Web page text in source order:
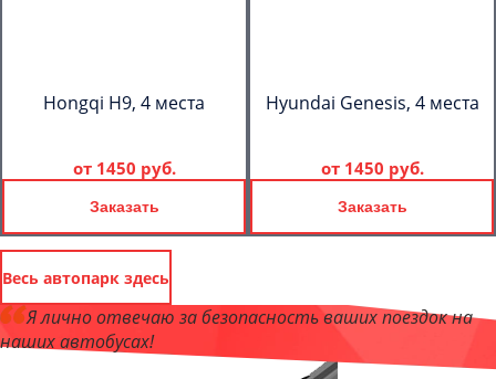
Hongqi H9, 4 места
от 1450 руб.
Заказать
Hyundai Genesis, 4 места
от 1450 руб.
Заказать
Весь автопарк здесь
Я лично отвечаю за безопасность ваших поездок на
наших автобусах!